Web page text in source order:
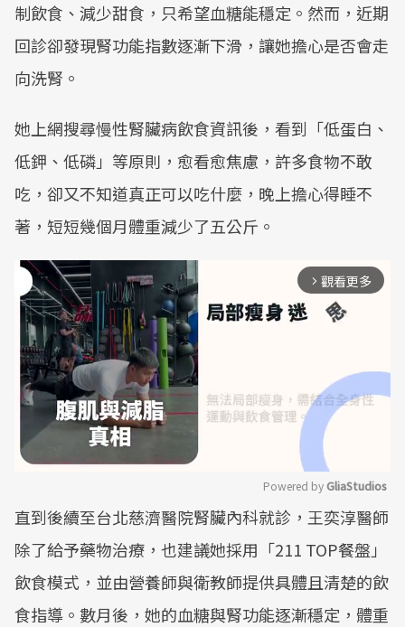
制飲食、減少甜食，只希望血糖能穩定。然而，近期
回診卻發現腎功能指數逐漸下滑，讓她擔心是否會走
向洗腎。
她上網搜尋慢性腎臟病飲食資訊後，看到「低蛋白、
低鉀、低磷」等原則，愈看愈焦慮，許多食物不敢
吃，卻又不知道真正可以吃什麼，晚上擔心得睡不
著，短短幾個月體重減少了五公斤。
arrow_forward_ios 觀看更多
Mute
Powered by GliaStudios
直到後續至台北慈濟醫院腎臟內科就診，王奕淳醫師
除了給予藥物治療，也建議她採用「211 TOP餐盤」
飲食模式，並由營養師與衛教師提供具體且清楚的飲
食指導。數月後，她的血糖與腎功能逐漸穩定，體重